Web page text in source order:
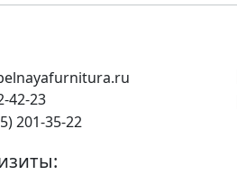
42-23
201-35-22